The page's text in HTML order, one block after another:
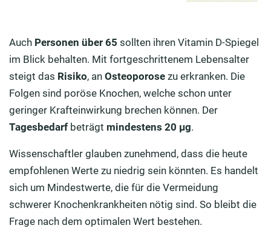
Auch Personen über 65 sollten ihren Vitamin D-Spiegel
im Blick behalten. Mit fortgeschrittenem Lebensalter
steigt das Risiko, an Osteoporose zu erkranken. Die
Folgen sind poröse Knochen, welche schon unter
geringer Krafteinwirkung brechen können. Der
Tagesbedarf beträgt mindestens 20 µg.
Wissenschaftler glauben zunehmend, dass die heute
empfohlenen Werte zu niedrig sein könnten. Es handelt
sich um Mindestwerte, die für die Vermeidung
schwerer Knochenkrankheiten nötig sind. So bleibt die
Frage nach dem optimalen Wert bestehen.